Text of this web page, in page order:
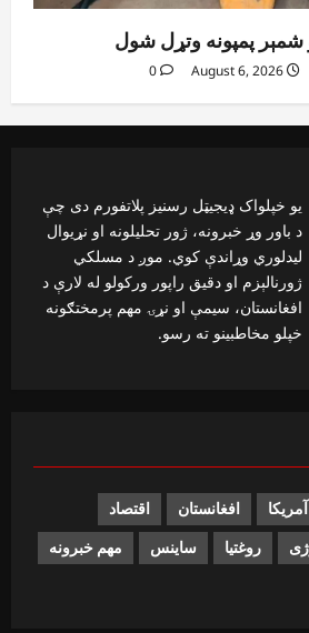
شمېر پمپونه وتړل شول
0
یو خپلواک ډیجیټل رسنیز پلاتفورم دی چې
د باور وړ خبرونه، ژور تحلیلونه او نړیوال
لیدلوري وړاندې کوي. موږ د مسلکي
ژورنالېزم او دقیق راپور ورکولو له لارې د
افغانستان، سیمې او نړۍ مهم پرمختګونه
خپلو مخاطبینو ته رسو.
آمریکا افغانستان اقتصاد
روغتیا ساینس مهم خبرونه